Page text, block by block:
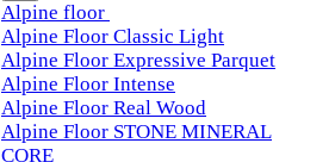
Alpine floor
Alpine Floor Classic Light
Alpine Floor Expressive Parquet
Alpine Floor Intense
Alpine Floor Real Wood
Alpine Floor STONE MINERAL
CORE